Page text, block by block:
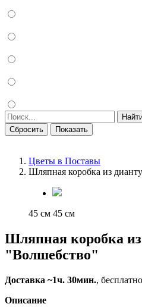
Сбросить
Показать
Цветы в Поставы
Шляпная коробка из
45 см 45 см
Шляпная коробка из
"Волшебство"
Доставка ~1ч. 30мин.,
Описание